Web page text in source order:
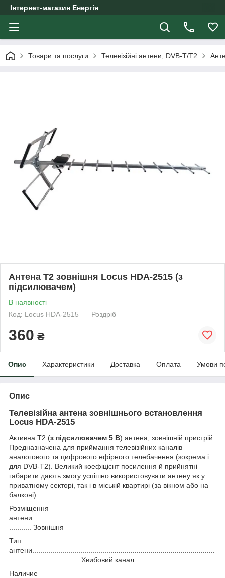
Інтернет-магазин Енергія
Товари та послуги Телевізійні антени, DVB-T/T2
Антена Т2 зовнішня Locus HDA-2515 (з
підсилювачем)
В наявності
Код: Locus HDA-2515
Роздріб
360 ₴
Опис Характеристики Доставка Оплата Умови
Опис
Телевізійна антена зовнішнього встановлення
Locus HDA-2515
Активна Т2 (з підсилювачем 5 В) антена, зовнішній пристрій.
Предназначена для приймання телевізійних каналів
аналогового та цифрового ефірного телебачення (зокрема і
для DVB-T2). Великий коефіцієнт посилення й прийнятні
габарити дають змогу успішно використовувати антену як у
приватному секторі, так і в міській квартирі (за вікном або на
балконі).
Розміщення
антени...........................................................................................
........... Зовнішня
Тип
антени...........................................................................................
................................... Хвибовий канал
Наличие